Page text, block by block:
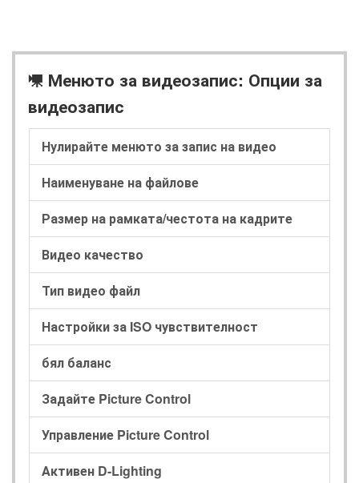
1 Менюто за видеозапис: Опции за
видеозапис
Нулирайте менюто за запис на видео
Наименуване на файлове
Размер на рамката/честота на кадрите
Видео качество
Тип видео файл
Настройки за ISO чувствителност
бял баланс
Задайте Picture Control
Управление Picture Control
Активен D-Lighting